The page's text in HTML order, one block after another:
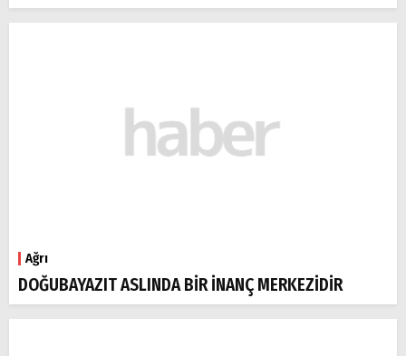
Ağrı
DOĞUBAYAZIT ASLINDA BİR İNANÇ MERKEZİDİR